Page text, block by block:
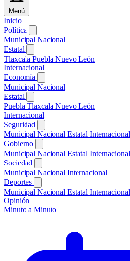
Menú
Inicio
Política
Municipal Nacional
Estatal
Tlaxcala Puebla Nuevo León
Internacional
Economía
Municipal Nacional
Estatal
Puebla Tlaxcala Nuevo León
Internacional
Seguridad
Municipal Nacional Estatal Internacional
Gobierno
Municipal Nacional Estatal Internacional
Sociedad
Municipal Nacional Internacional
Deportes
Municipal Nacional Estatal Internacional
Opinión
Minuto a Minuto